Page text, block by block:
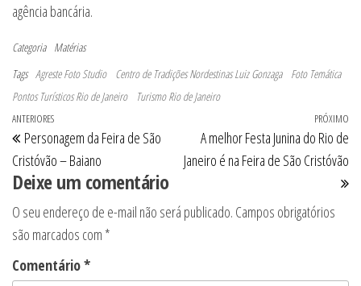
agência bancária.
Categoria Matérias
Tags Agreste Foto Studio Centro de Tradições Nordestinas Luiz Gonzaga
Foto Temática
Pontos Turísticos Rio de Janeiro
Turismo Rio de Janeiro
Navegação de Post
Post anterior
ANTERIORES
Personagem da Feira de São
Cristóvão – Baiano
PRÓXIMO
A melhor Festa Junina do Rio de
Janeiro é na Feira de São Cristóvão
Deixe um comentário
O seu endereço de e-mail não será publicado. Campos obrigatórios
são marcados com *
Comentário*